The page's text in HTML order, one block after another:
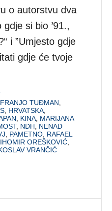
o autorstvu dva
si bio ’91.,
i ”Umjesto gdje
gdje će tvoje
FRANJO TUĐMAN
HRVATSKA
KINA MARIJANA
, NDH
NENAD
PAMETNO RAFAEL
OREŠKOVIĆ
VRANČIĆ